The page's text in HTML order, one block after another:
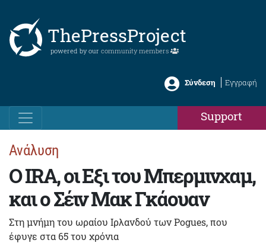
ThePressProject
powered by our community members
Σύνδεση Εγγραφή
Support
Ανάλυση
Ο IRA, οι Εξι του Μπερμινχαμ,
και ο Σέιν Μακ Γκάουαν
Στη μνήμη του ωραίου Ιρλανδού των Pogues, που
έφυγε στα 65 του χρόνια